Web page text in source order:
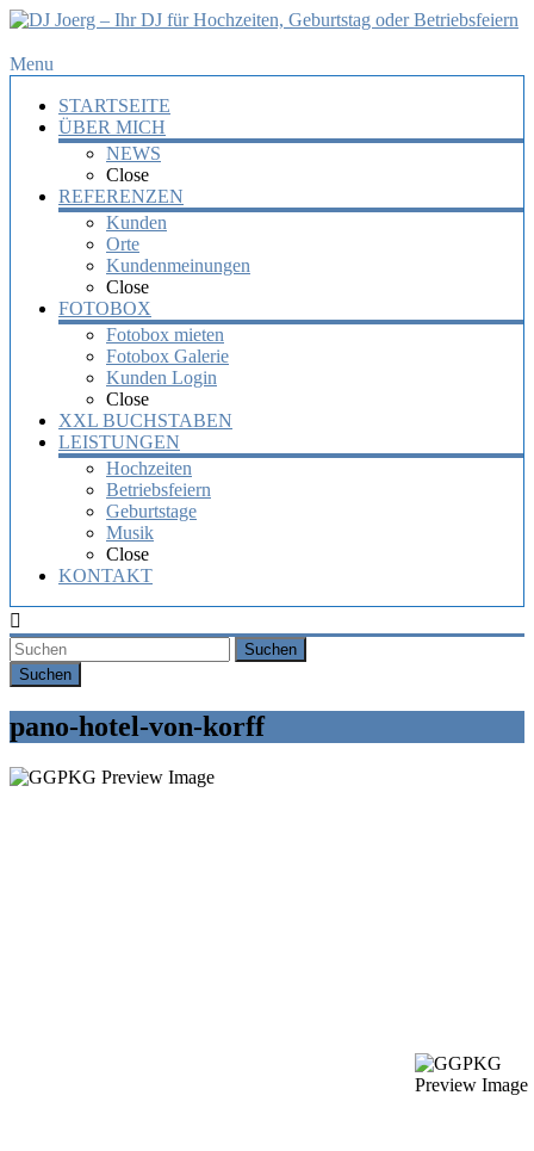
DJ
Hochzeiten,
Geburtstag
Betriebsfeiern
Geburtstag
oder
Firmenfeier.
Menu
STARTSEITE
ÜBER MICH
NEWS
Close
REFERENZEN
Kunden
Orte
Kundenmeinungen
Close
FOTOBOX
Fotobox mieten
Fotobox Galerie
Kunden Login
Close
XXL BUCHSTABEN
LEISTUNGEN
Hochzeiten
Betriebsfeiern
Geburtstage
Musik
Close
KONTAKT
Suchen
pano-hotel-von-korff